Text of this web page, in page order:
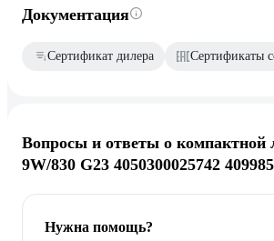
Документация
Сертификат дилера Сертификаты
Вопросы и ответы о компактной
9W/830 G23 4050300025742
Нужна помощь?